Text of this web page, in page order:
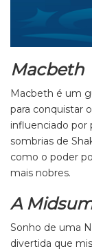
Macbeth
Macbeth é um
para conquistar
influenciado por
sombrias de
como o poder
mais nobres.
A
Sonho de uma
divertida que